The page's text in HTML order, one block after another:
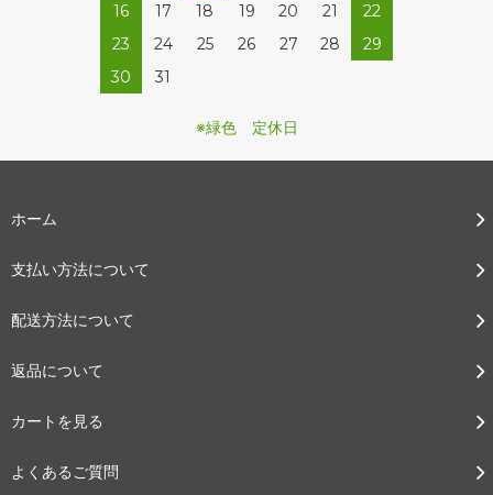
16
17 18 19 20 21
22
23
24 25 26 27 28
29
30
31
※緑色 定休日
ホーム
支払い方法について
配送方法について
返品について
カートを見る
よくあるご質問